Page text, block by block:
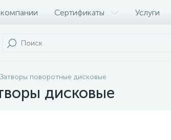
Сертификаты Услуги
Затворы поворотные дисковые
дисковые